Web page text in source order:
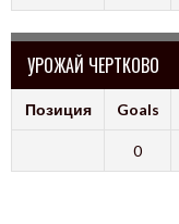
УРОЖАЙ ЧЕРТКОВО
Позиция Goals
0